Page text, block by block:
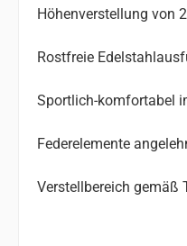
Höhenverstellung von
Rostfreie
Sportlich-komfortabel
Federelemente
Verstellbereich gemäß